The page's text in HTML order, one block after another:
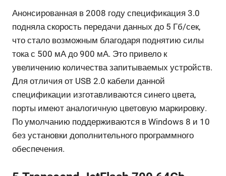
Анонсированная в 2008 году спецификация 3.0
подняла скорость передачи данных до 5 Гб/сек,
что стало возможным благодаря поднятию силы
тока с 500 мА до 900 мА. Это привело к
увеличению количества запитываемых устройств.
Для отличия от USB 2.0 кабели данной
спецификации изготавливаются синего цвета,
порты имеют аналогичную цветовую маркировку.
По умолчанию поддерживаются в Windows 8 и 10
без установки дополнительного программного
обеспечения.